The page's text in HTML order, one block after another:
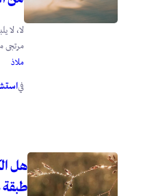
لا، لا
مرتجى
ملاذ
في
هل
طبقة